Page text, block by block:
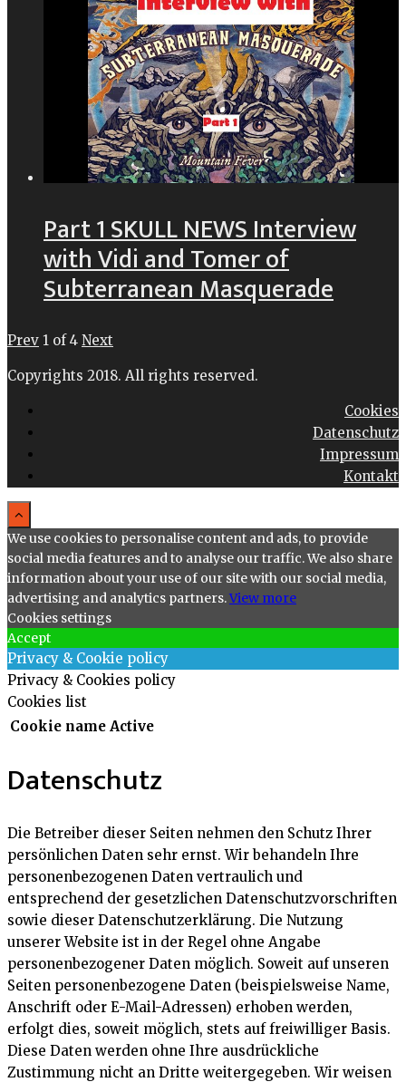
Part 1 SKULL NEWS Interview
with Vidi and Tomer of
Subterranean Masquerade
Prev 1 of 4 Next
Copyrights 2018. All rights reserved.
Cookies
Datenschutz
Impressum
Kontakt
We use cookies to personalise content and ads, to provide
social media features and to analyse our traffic. We also share
information about your use of our site with our social media,
advertising and analytics partners.View more
Cookies settings
Accept
Privacy & Cookie policy
Privacy & Cookies policy
Cookies list
Cookie name Active
Datenschutz
Die Betreiber dieser Seiten nehmen den Schutz Ihrer
persönlichen Daten sehr ernst. Wir behandeln Ihre
personenbezogenen Daten vertraulich und
entsprechend der gesetzlichen Datenschutzvorschriften
sowie dieser Datenschutzerklärung. Die Nutzung
unserer Website ist in der Regel ohne Angabe
personenbezogener Daten möglich. Soweit auf unseren
Seiten personenbezogene Daten (beispielsweise Name,
Anschrift oder E-Mail-Adressen) erhoben werden,
erfolgt dies, soweit möglich, stets auf freiwilliger Basis.
Diese Daten werden ohne Ihre ausdrückliche
Zustimmung nicht an Dritte weitergegeben. Wir weisen